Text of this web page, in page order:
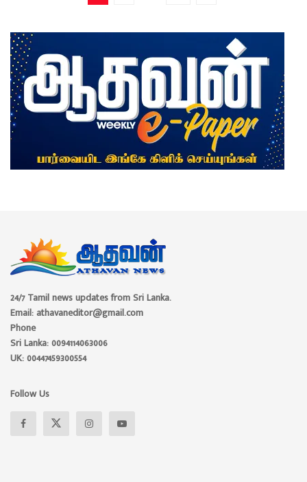
24/7 Tamil news updates from Sri Lanka.
Email: athavaneditor@gmail.com
Phone
Sri Lanka: 0094114063006
UK: 00447459300554
Follow Us